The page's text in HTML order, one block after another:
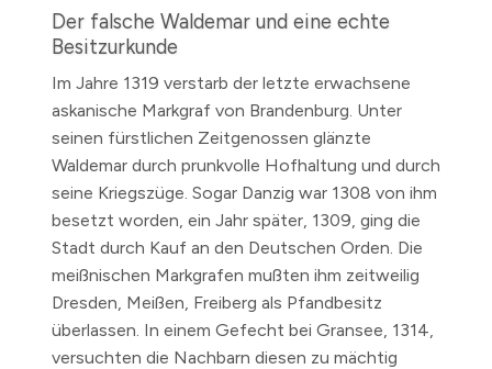
Der falsche Waldemar und eine echte
Besitzurkunde
Im Jahre 1319 verstarb der letzte erwachsene
askanische Markgraf von Brandenburg. Unter
seinen fürstlichen Zeitgenossen glänzte
Waldemar durch prunkvolle Hofhaltung und durch
seine Kriegszüge. Sogar Danzig war 1308 von ihm
besetzt worden, ein Jahr später, 1309, ging die
Stadt durch Kauf an den Deutschen Orden. Die
meißnischen Markgrafen mußten ihm zeitweilig
Dresden, Meißen, Freiberg als Pfandbesitz
überlassen. In einem Gefecht bei Gransee, 1314,
versuchten die Nachbarn diesen zu mächtig